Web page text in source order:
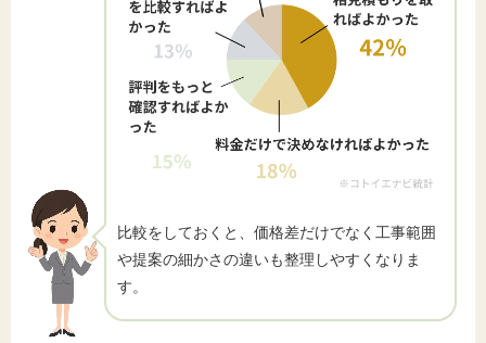
比較をしておくと、価格差だけでなく工事範囲
や提案の細かさの違いも整理しやすくなりま
す。